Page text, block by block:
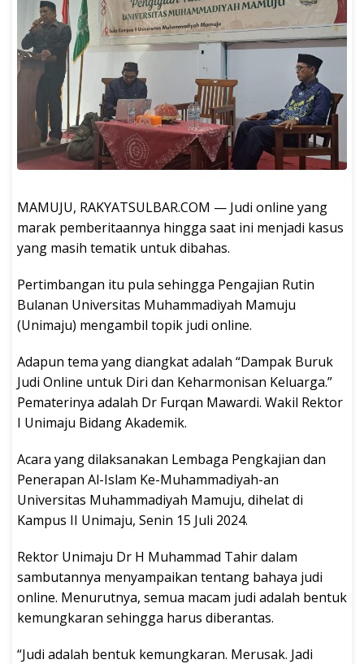
MAMUJU, RAKYATSULBAR.COM — Judi online yang
marak pemberitaannya hingga saat ini menjadi kasus
yang masih tematik untuk dibahas.
Pertimbangan itu pula sehingga Pengajian Rutin
Bulanan Universitas Muhammadiyah Mamuju
(Unimaju) mengambil topik judi online.
Adapun tema yang diangkat adalah “Dampak Buruk
Judi Online untuk Diri dan Keharmonisan Keluarga.”
Pematerinya adalah Dr Furqan Mawardi. Wakil Rektor
I Unimaju Bidang Akademik.
Acara yang dilaksanakan Lembaga Pengkajian dan
Penerapan Al-Islam Ke-Muhammadiyah-an
Universitas Muhammadiyah Mamuju, dihelat di
Kampus II Unimaju, Senin 15 Juli 2024.
Rektor Unimaju Dr H Muhammad Tahir dalam
sambutannya menyampaikan tentang bahaya judi
online. Menurutnya, semua macam judi adalah bentuk
kemungkaran sehingga harus diberantas.
“Judi adalah bentuk kemungkaran. Merusak. Jadi